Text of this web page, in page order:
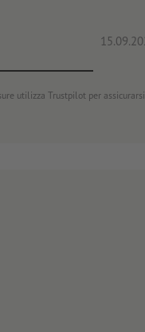
utilizza Trustpilot per